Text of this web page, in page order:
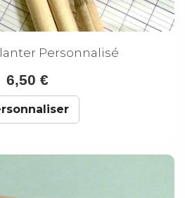
Personnalisé
6,50 €